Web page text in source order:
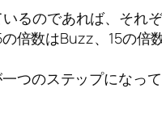
るのであれば、それ
倍数はBuzz、15の
つのステップになっ